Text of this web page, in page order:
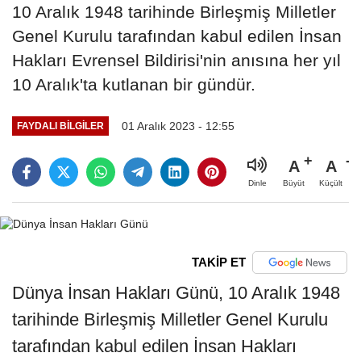
10 Aralık 1948 tarihinde Birleşmiş Milletler
Genel Kurulu tarafından kabul edilen İnsan
Hakları Evrensel Bildirisi'nin anısına her yıl
10 Aralık'ta kutlanan bir gündür.
FAYDALI BILGILER 01 Aralık 2023 - 12:55
Dinle
A
Büyüt
A
Küçült
TAKİP ET
Dünya İnsan Hakları Günü, 10 Aralık 1948
tarihinde Birleşmiş Milletler Genel Kurulu
tarafından kabul edilen İnsan Hakları